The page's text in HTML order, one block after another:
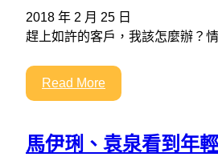
2018 年 2 月 25 日
趕上如許的客戶，我該怎麼辦？
Read More
馬伊琍、袁泉看到年